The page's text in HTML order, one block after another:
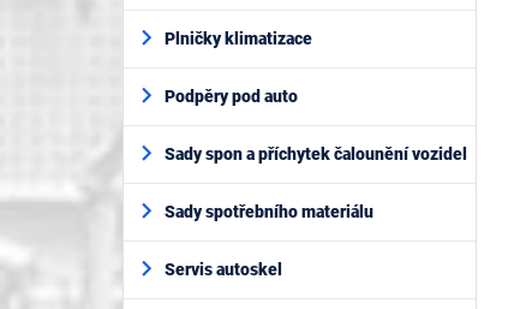
Plničky klimatizace
Podpěry pod auto
Sady spon a příchytek čalounění vozidel
Sady spotřebního materiálu
Servis autoskel